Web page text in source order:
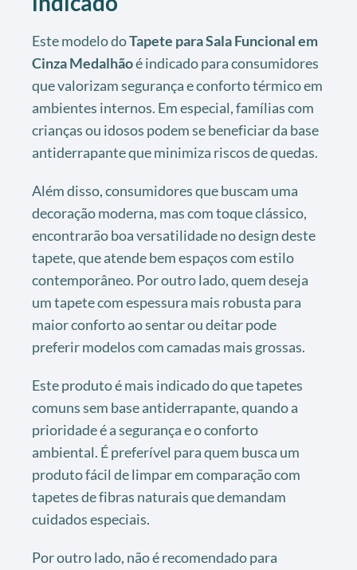
Este modelo doTapete para Sala Funcional em
Cinza Medalhãoé indicado para consumidores
que valorizam segurança e conforto térmico em
ambientes internos. Em especial, famílias com
crianças ou idosos podem se beneficiar da base
antiderrapante que minimiza riscos de quedas.
Além disso, consumidores que buscam uma
decoração moderna, mas com toque clássico,
encontrarão boa versatilidade no design deste
tapete, que atende bem espaços com estilo
contemporâneo. Por outro lado, quem deseja
um tapete com espessura mais robusta para
maior conforto ao sentar ou deitar pode
preferir modelos com camadas mais grossas.
Este produto é mais indicado do que tapetes
comuns sem base antiderrapante, quando a
prioridade é a segurança e o conforto
ambiental. É preferível para quem busca um
produto fácil de limpar em comparação com
tapetes de fibras naturais que demandam
cuidados especiais.
Por outro lado, não é recomendado para